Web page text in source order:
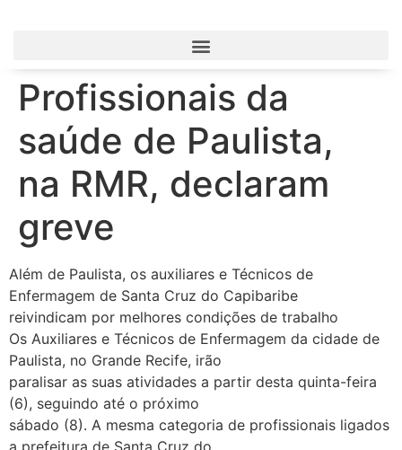
Profissionais da
saúde de Paulista,
na RMR, declaram
greve
Além de Paulista, os auxiliares e Técnicos de
Enfermagem de Santa Cruz do Capibaribe
reivindicam por melhores condições de trabalho
Os Auxiliares e Técnicos de Enfermagem da cidade de
Paulista, no Grande Recife, irão
paralisar as suas atividades a partir desta quinta-feira
(6), seguindo até o próximo
sábado (8). A mesma categoria de profissionais ligados
a prefeitura de Santa Cruz do